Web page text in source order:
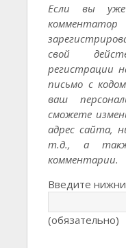
Если вы уже
свой
регистрации
письмо с
ваш
сможете
адрес сайта,
т.д., а
комментарии.
Введите
(обязательно)